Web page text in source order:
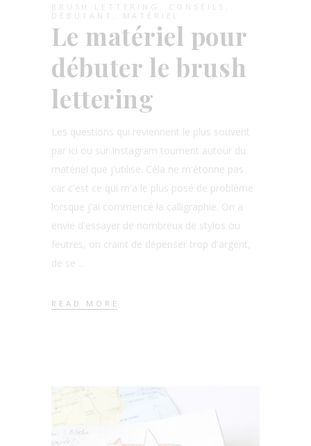
BRUSH LETTERING
CONSEILS
DÉBUTANT
MATÉRIEL
Le matériel pour
débuter le brush
lettering
Les questions qui reviennent le plus souvent
par ici ou sur Instagram tournent autour du
matériel que j'utilise. Cela ne m'étonne pas
car c'est ce qui m'a le plus posé de problème
lorsque j'ai commencé la calligraphie. On a
envie d'essayer de nombreux de stylos ou
feutres, on craint de dépenser trop d'argent,
de se
READ MORE